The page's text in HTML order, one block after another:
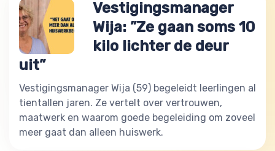
Vestigingsmanager
Wija: ”Ze gaan soms 10
kilo lichter de deur
uit”
Vestigingsmanager Wija (59) begeleidt leerlingen al
tientallen jaren. Ze vertelt over vertrouwen,
maatwerk en waarom goede begeleiding om zoveel
meer gaat dan alleen huiswerk.